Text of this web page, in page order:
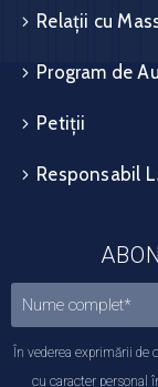
Relații cu
Program de
Petiții
Responsabil
În vederea exprimării
cu caracter personal